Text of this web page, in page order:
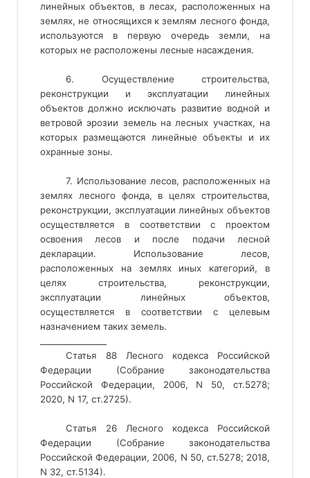
линейных объектов, в лесах, расположенных на
землях, не относящихся к землям лесного фонда,
используются в первую очередь земли, на
которых не расположены лесные насаждения.
6. Осуществление строительства,
реконструкции и эксплуатации линейных
объектов должно исключать развитие водной и
ветровой эрозии земель на лесных участках, на
которых размещаются линейные объекты и их
охранные зоны.
7. Использование лесов, расположенных на
землях лесного фонда, в целях строительства,
реконструкции, эксплуатации линейных объектов
осуществляется в соответствии с проектом
освоения лесов и после подачи лесной
декларации. Использование лесов,
расположенных на землях иных категорий, в
целях строительства, реконструкции,
эксплуатации линейных объектов,
осуществляется в соответствии с целевым
назначением таких земель.
Статья 88 Лесного кодекса Российской
Федерации (Собрание законодательства
Российской Федерации, 2006, N 50, ст.5278;
2020, N 17, ст.2725).
Статья 26 Лесного кодекса Российской
Федерации (Собрание законодательства
Российской Федерации, 2006, N 50, ст.5278; 2018,
N 32, ст.5134).